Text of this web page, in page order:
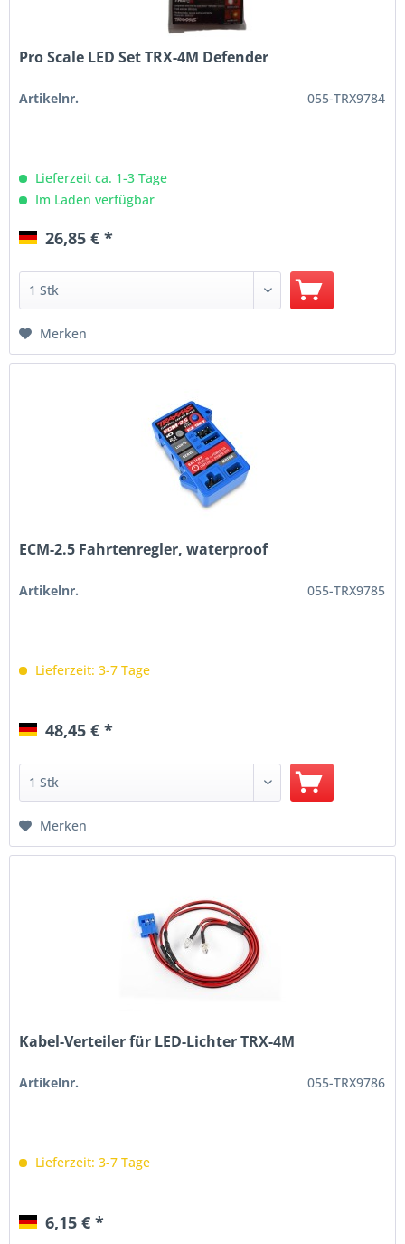
Pro Scale LED Set TRX-4M Defender
Artikelnr. 055-TRX9784
Lieferzeit ca. 1-3 Tage
Im Laden verfügbar
26,85 € *
Merken
ECM-2.5 Fahrtenregler, waterproof
Artikelnr. 055-TRX9785
Lieferzeit: 3-7 Tage
48,45 € *
Merken
Kabel-Verteiler für LED-Lichter TRX-4M
Artikelnr. 055-TRX9786
Lieferzeit: 3-7 Tage
6,15 € *